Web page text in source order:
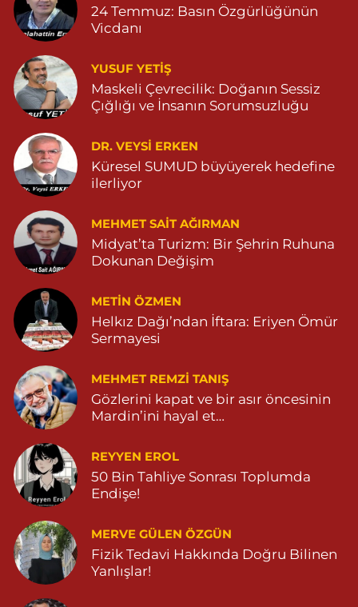
NUR MAHALLESİ VALİ OZAN CADDESİ DIŞ KAPI NO:122G
DEVLET HASTANESİ KARŞISI (DİYARBAKIR YOLU CEPHESİ)
04822125304
0 (482) 212 53 04 Yol Tarifi Al
Özdemir Eczanesi
YENİ MAHALLE 3086 SOKAK NO:4 3 04825413121
0 (482) 541 31 21 Yol Tarifi Al
24 Temmuz: Basın Özgürlüğünün
Vicdanı
YUSUF YETİŞ
Maskeli Çevrecilik: Doğanın Sessiz
Çığlığı ve İnsanın Sorumsuzluğu
DR. VEYSI ERKEN
Küresel SUMUD büyüyerek hedefine
ilerliyor
MEHMET SAIT AĞIRMAN
Midyat’ta Turizm: Bir Şehrin Ruhuna
Dokunan Değişim
METIN ÖZMEN
Helkız Dağı’ndan İftara: Eriyen Ömür
Sermayesi
MEHMET REMZI TANIŞ
Gözlerini kapat ve bir asır öncesinin
Mardin’ini hayal et…
REYYEN EROL
50 Bin Tahliye Sonrası Toplumda
Endişe!
MERVE GÜLEN ÖZGÜN
Fizik Tedavi Hakkında Doğru Bilinen
Yanlışlar!